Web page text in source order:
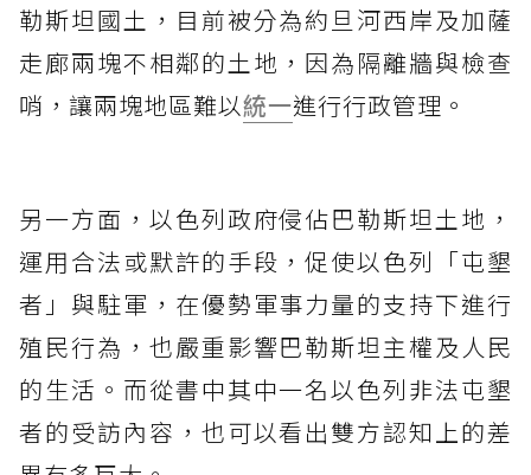
勒斯坦國土，目前被分為約旦河西岸及加薩
走廊兩塊不相鄰的土地，因為隔離牆與檢查
哨，讓兩塊地區難以統一進行行政管理。
另一方面，以色列政府侵佔巴勒斯坦土地，
運用合法或默許的手段，促使以色列「屯墾
者」與駐軍，在優勢軍事力量的支持下進行
殖民行為，也嚴重影響巴勒斯坦主權及人民
的生活。而從書中其中一名以色列非法屯墾
者的受訪內容，也可以看出雙方認知上的差